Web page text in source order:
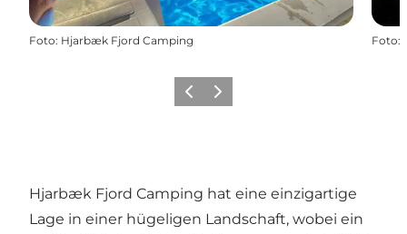
Foto: Hjarbæk Fjord Camping Foto:
Vorherige Folie
Nächste Folie
Hjarbæk Fjord Camping hat eine einzigartige
Lage in einer hügeligen Landschaft, wobei ein